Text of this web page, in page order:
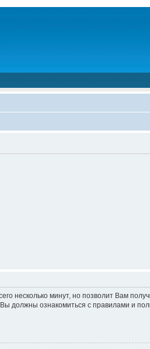
несколько минут, но позволит Вам
должны ознакомиться с правилами и